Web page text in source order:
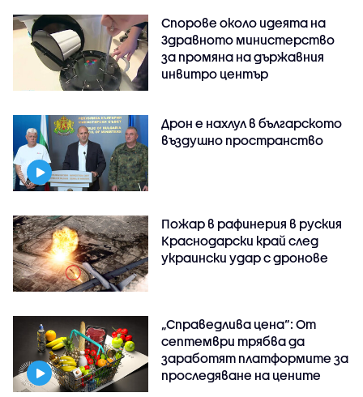
Спорове около идеята на
Здравното министерство
за промяна на държавния
инвитро център
Дрон е нахлул в българското
въздушно пространство
Пожар в рафинерия в руския
Краснодарски край след
украински удар с дронове
„Справедлива цена“: От
септември трябва да
заработят платформите за
проследяване на цените